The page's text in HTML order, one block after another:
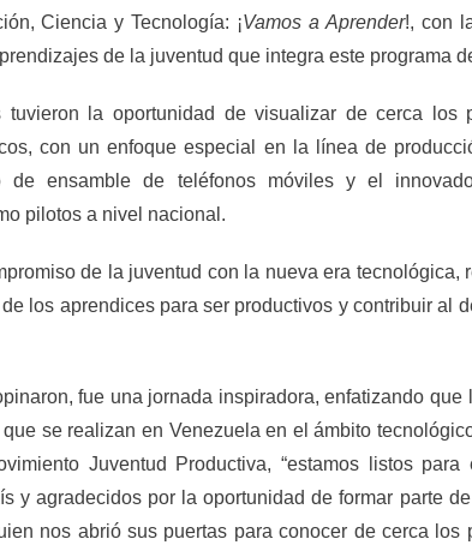
Ciencia y Tecnología: ¡Vamos a Aprender!, con
de la juventud que integra este programa
tuvieron la oportunidad de visualizar de cerca los
con un enfoque especial en la línea de
de ensamble de teléfonos móviles y el
pilotos a nivel nacional.
de la juventud con la nueva era tecnológica,
los aprendices para ser productivos y contribuir al
fue una jornada inspiradora, enfatizando que
se realizan en Venezuela en el ámbito
Juventud Productiva, “estamos listos para
y agradecidos por la oportunidad de formar parte
nos abrió sus puertas para conocer de cerca los